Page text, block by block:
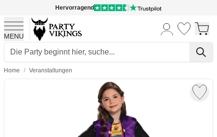
Hervorragend
MENU
Skip to Content
Home / Veranstaltungen